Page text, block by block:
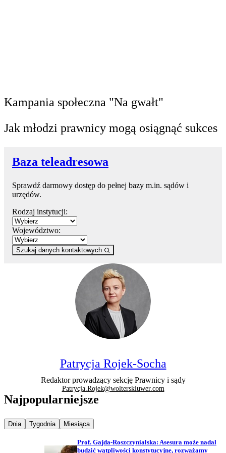
Kampania społeczna "Na gwałt"
Jak młodzi prawnicy mogą osiągnąć sukces
Baza teleadresowa
Sprawdź darmowy dostęp do pełnej bazy m.in. sądów i
urzędów.
Rodzaj instytucji:
Województwo:
Szukaj danych kontaktowych
Patrycja Rojek-Socha
Redaktor prowadzący sekcję Prawnicy i sądy
Patrycja.Rojek@wolterskluwer.com
Najpopularniejsze
Najpopularniejsze wiadomości z
Dnia Najpopularniejsze wiadomości z
Tygodnia Najpopularniejsze wiadomości z
Miesiąca
Prof. Gajda-Roszczynialska: Asesura może nadal
budzić wątpliwości konstytucyjne, rozważamy